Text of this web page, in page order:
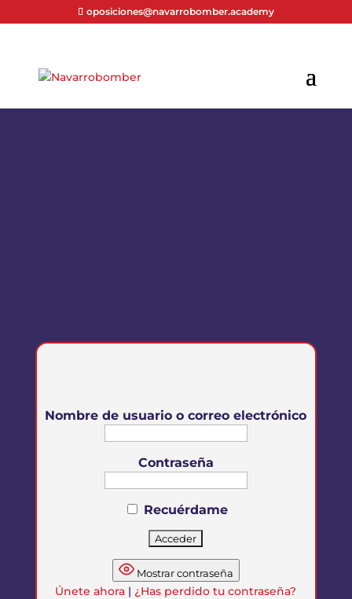
oposiciones@navarrobomber.academy
Nombre de usuario o correo electrónico
Contraseña
Recuérdame
Mostrar contraseña
Únete ahora | ¿Has perdido tu contraseña?